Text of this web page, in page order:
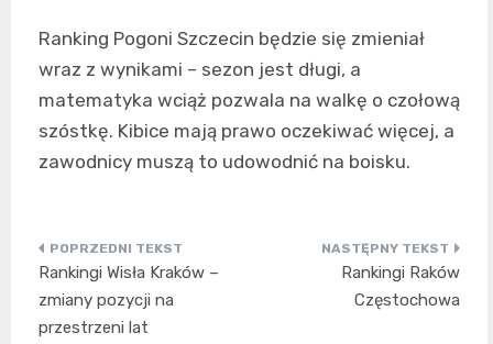
Ranking Pogoni Szczecin będzie się zmieniał
wraz z wynikami – sezon jest długi, a
matematyka wciąż pozwala na walkę o czołową
szóstkę. Kibice mają prawo oczekiwać więcej, a
zawodnicy muszą to udowodnić na boisku.
Nawigacja
wpisu
Rankingi Wisła Kraków –
zmiany pozycji na
przestrzeni lat
Rankingi Raków
Częstochowa